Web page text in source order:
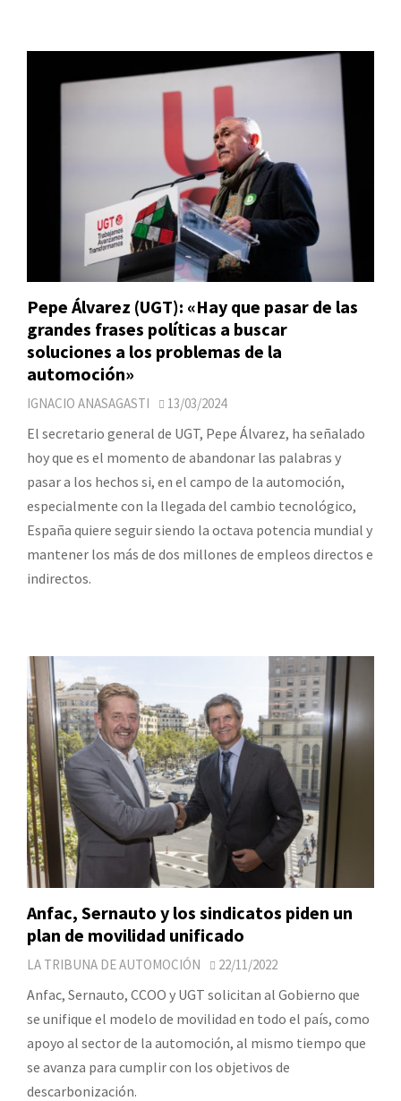
Pepe Álvarez (UGT): «Hay que pasar de las
grandes frases políticas a buscar
soluciones a los problemas de la
automoción»
IGNACIO ANASAGASTI 13/03/2024
El secretario general de UGT, Pepe Álvarez, ha señalado
hoy que es el momento de abandonar las palabras y
pasar a los hechos si, en el campo de la automoción,
especialmente con la llegada del cambio tecnológico,
España quiere seguir siendo la octava potencia mundial y
mantener los más de dos millones de empleos directos e
indirectos.
Anfac, Sernauto y los sindicatos piden un
plan de movilidad unificado
LA TRIBUNA DE AUTOMOCIÓN 22/11/2022
Anfac, Sernauto, CCOO y UGT solicitan al Gobierno que
se unifique el modelo de movilidad en todo el país, como
apoyo al sector de la automoción, al mismo tiempo que
se avanza para cumplir con los objetivos de
descarbonización.